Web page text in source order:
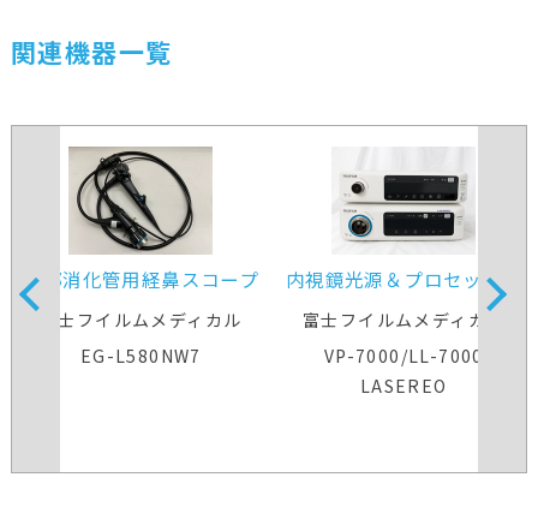
関連機器一覧
上部消化管用経鼻スコープ
富士フイルムメディカル
EG-L580NW7
内視鏡光源＆プロセッサー
装置
富士フイルムメディカル
VP-7000/LL-7000
LASEREO